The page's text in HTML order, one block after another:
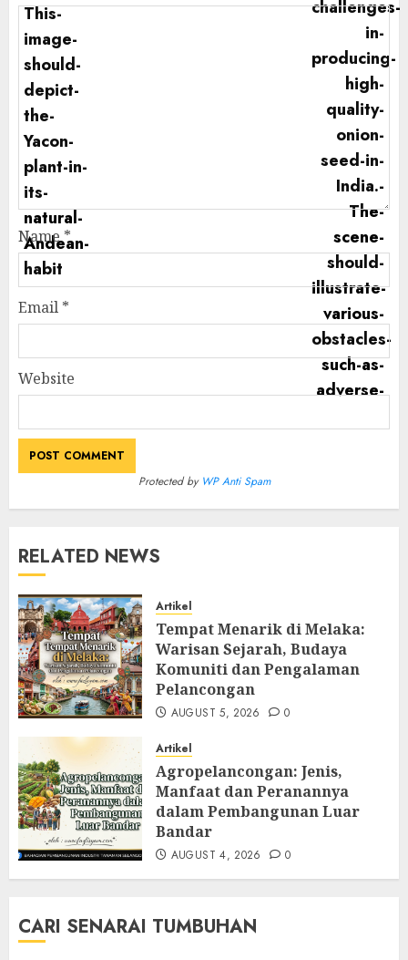
Name*
Email *
Website
Protected by WP Anti Spam
RELATED NEWS
Artikel
Tempat Menarik di Melaka:
Warisan Sejarah, Budaya
Komuniti dan Pengalaman
Pelancongan
AUGUST 5, 2026 0
Artikel
Agropelancongan: Jenis,
Manfaat dan Peranannya
dalam Pembangunan Luar
Bandar
AUGUST 4, 2026 0
CARI SENARAI TUMBUHAN